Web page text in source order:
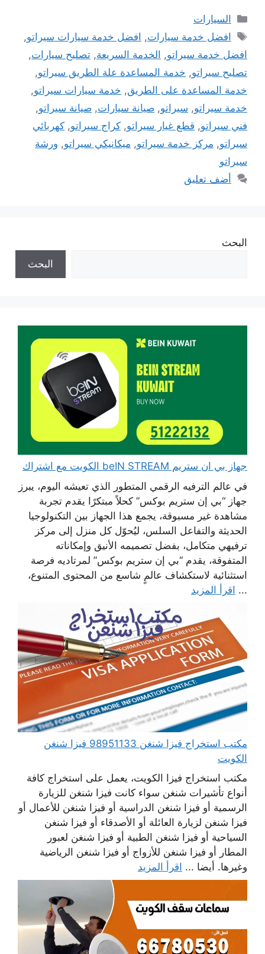
التصنيفات
السيارات
الوسوم
افضل خدمة سيارات, افضل خدمة سيارات سيراتو,
افضل خدمة سيراتو, الخدمة السريعة, تصليح سيارات,
تصليح سيراتو, خدمة المساعدة علة الطريق سيراتو,
خدمة المساعدة على الطريق, خدمة سيارات سيراتو,
خدمة سيراتو, سيراتو, صيانة سيارات, صيانة سيراتو,
فني سيراتو, قطع غيار سيراتو, كراج سيراتو, كهربائي
سيراتو, مركز خدمة سيراتو, ميكانيكي سيراتو, ورشة
سيراتو
أضف تعليق
البحث
البحث
جهاز بي ان ستريم beIN STREAM الكويت مع اشتراك
في عالم الترفيه الرقمي المتطور الذي تعيشه اليوم، يبرز
جهاز “بي إن ستريم بوكس” كحلاً مبتكرًا يقدم تجربة
مشاهدة غير مسبوقة، يجمع هذا الجهاز بين التكنولوجيا
الحديثة والتفاعل السلس، ليُحوّل كل منزل إلى مركز
ترفيهي متكامل، بفضل تصميمه الأنيق وإمكاناته
المتفوقة، يقدم “بي إن ستريم بوكس” لمرتاديه فرصة
استثنائية لاستكشاف عالمٍ شاسع من المحتوى المتنوع،
... اقرأ المزيد
مكتب استخراج فيزا شنغن 98951133 فيزا شنغن
الكويت
مكتب استخراج فيزا الكويت، يعمل على استخراج كافة
أنواع تأشيرات شنغن سواء كانت فيزا شنغن للزيارة
الرسمية أو فيزا شنغن الدراسية أو فيزا شنغن للأعمال أو
فيزا شنغن لزيارة العائلة أو الأصدقاء أو فيزا شنغن
السياحية أو فيزا شنغن الطبية أو فيزا شنغن لعبور
المطار أو فيزا شنغن للأزواج أو فيزا شنغن الرياضية
وغيرها. أيضا ... اقرأ المزيد